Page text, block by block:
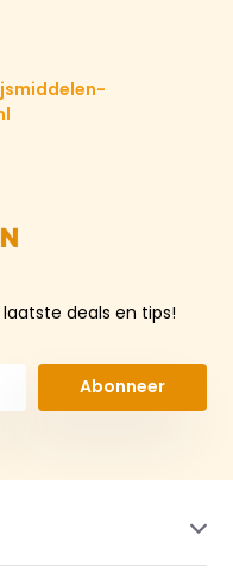
deals en tips!
Abonneer